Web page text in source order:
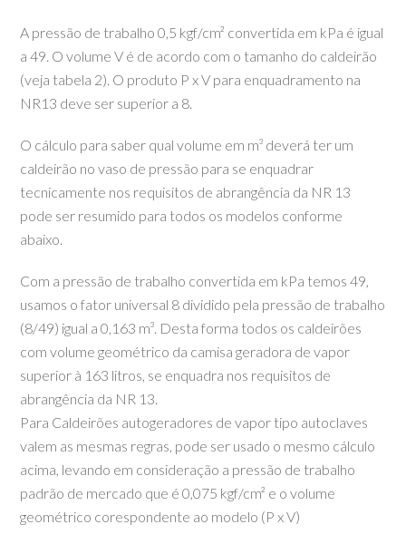
A pressão de trabalho 0,5 kgf/cm² convertida em kPa é igual
a 49. O volume V é de acordo com o tamanho do caldeirão
(veja tabela 2). O produto P x V para enquadramento na
NR13 deve ser superior a 8.
O cálculo para saber qual volume em m³ deverá ter um
caldeirão no vaso de pressão para se enquadrar
tecnicamente nos requisitos de abrangência da NR 13
pode ser resumido para todos os modelos conforme
abaixo.
Com a pressão de trabalho convertida em kPa temos 49,
usamos o fator universal 8 dividido pela pressão de trabalho
(8/49) igual a 0,163 m³. Desta forma todos os caldeirões
com volume geométrico da camisa geradora de vapor
superior à 163 litros, se enquadra nos requisitos de
abrangência da NR 13.
Para Caldeirões autogeradores de vapor tipo autoclaves
valem as mesmas regras, pode ser usado o mesmo cálculo
acima, levando em consideração a pressão de trabalho
padrão de mercado que é 0,075 kgf/cm² e o volume
geométrico corespondente ao modelo (P x V)